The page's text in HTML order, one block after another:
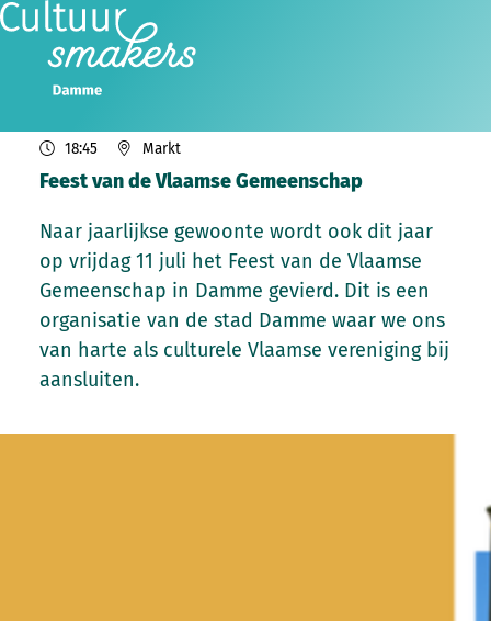
vr
11
jul
18:45 Markt
Feest van de Vlaamse Gemeenschap
Naar jaarlijkse gewoonte wordt ook dit jaar
op vrijdag 11 juli het Feest van de Vlaamse
Gemeenschap in Damme gevierd. Dit is een
organisatie van de stad Damme waar we ons
van harte als culturele Vlaamse vereniging bij
aansluiten.